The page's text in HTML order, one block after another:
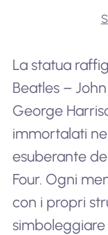
La statua
Beatles –
George
immortalati
esuberante
Four. Ogni
con i propri